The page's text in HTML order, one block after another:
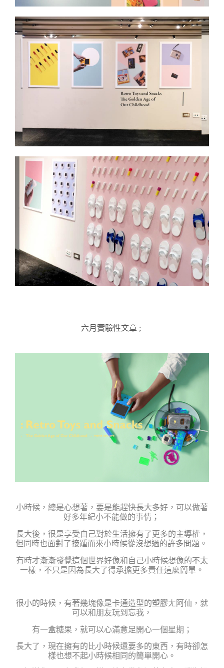
六月實驗性文章 ;
小時候，總是心想著，要是能趕快長大多好，可以做著
好多年紀小不能做的事情；
長大後，很是享受自己對於生活擁有了更多的主導權，
但同時也面對了接踵而來小時候從沒想過的許多問題。
有時才漸漸發覺這個世界好像和自己小時候想像的不太
一樣， 不只是因為長大了得承擔更多責任這麼簡單。
很小的時候，有著幾塊像是卡通造型的塑膠ㄤ阿仙，就
可以和朋友玩到忘我，
有一盒糖果，就可以心滿意足開心一個星期；
長大了，現在擁有的比小時候還要多的東西，有時卻怎
樣也想不起小時候相同的簡單開心。